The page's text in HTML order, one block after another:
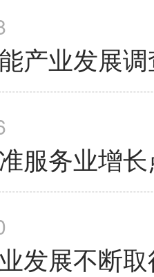
产业发展
服务业增
发展不断